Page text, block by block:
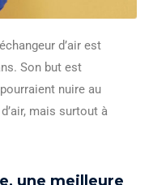
d’air est
Son but est
nuire au
mais surtout à
une meilleure